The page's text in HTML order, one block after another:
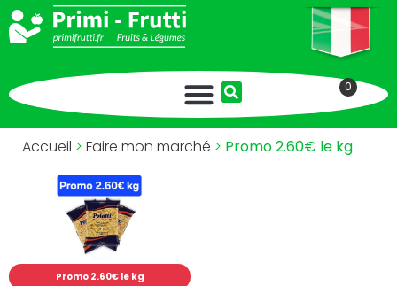
0
Accueil > Faire mon marché > Promo 2.60€ le kg
Promo 2.60€ le kg